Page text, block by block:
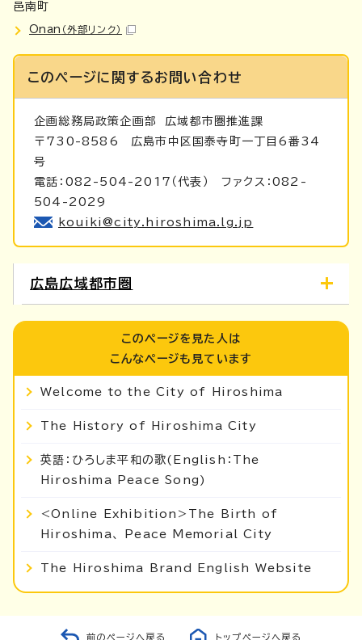
邑南町
Onan （外部リンク）
このページに関するお問い合わせ
企画総務局政策企画部 広域都市圏推進課
〒730-8586 広島市中区国泰寺町一丁目6番34
号
電話：082-504-2017（代表） ファクス：082-
504-2029
kouiki@city.hiroshima.lg.jp
広島広域都市圏
このページを見た人は
こんなページも見ています
Welcome to the City of Hiroshima
The History of Hiroshima City
英語：ひろしま平和の歌(English：The
Hiroshima Peace Song)
<Online Exhibition>The Birth of
Hiroshima、 Peace Memorial City
The Hiroshima Brand English Website
前のページへ戻る トップページへ戻る